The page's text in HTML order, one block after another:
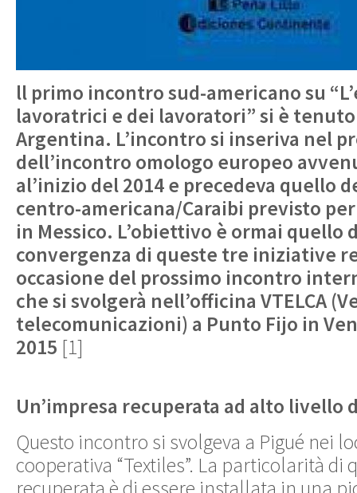
ll primo incontro sud-americano su
lavoratrici e dei lavoratori” si è
Argentina. L’incontro si inseriva nel
dell’incontro omologo europeo
al’inizio del 2014 e precedeva quello
centro-americana/Caraibi previsto per
in Messico. L’obiettivo è ormai quello
convergenza di queste tre iniziative
occasione del prossimo incontro
che si svolgerà nell’officina VTELCA
telecomunicazioni) a Punto Fijo in
2015 [1]
Un’impresa recuperata ad alto livello
Questo incontro si svolgeva a Pigué nei
cooperativa “Textiles”. La particolarità di